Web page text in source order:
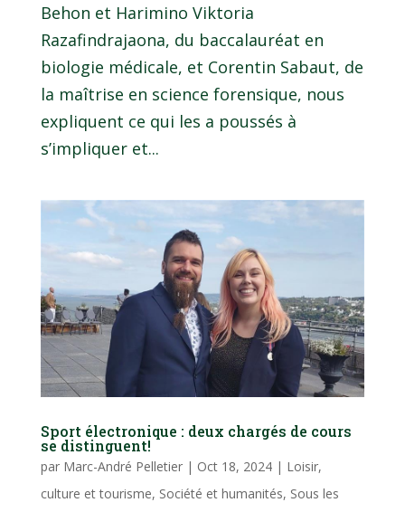
Behon et Harimino Viktoria
Razafindrajaona, du baccalauréat en
biologie médicale, et Corentin Sabaut, de
la maîtrise en science forensique, nous
expliquent ce qui les a poussés à
s’impliquer et...
Sport électronique : deux chargés de cours
se distinguent!
par Marc-André Pelletier| Oct 18, 2024| Loisir,
culture et tourisme, Société et humanités, Sous les